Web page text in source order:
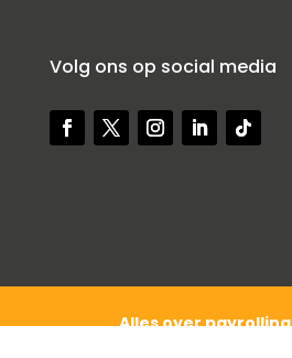
Volg ons op social media
Alles over